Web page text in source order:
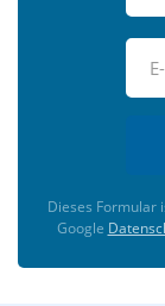
Dieses Formular
Google